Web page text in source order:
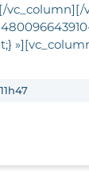
vc_column][/
11h47